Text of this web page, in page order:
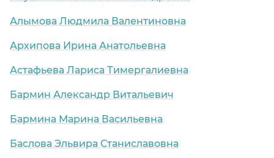
Алымова Людмила Валентиновна
Архипова Ирина Анатольевна
Астафьева Лариса Тимергалиевна
Бармин Александр Витальевич
Бармина Марина Васильевна
Баслова Эльвира Станиславовна